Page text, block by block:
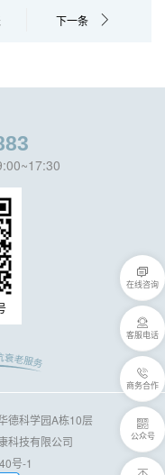
下一条
德科学园A栋10层
科技有限公司
号-1
在线咨询
客服电话
商务合作
公众号